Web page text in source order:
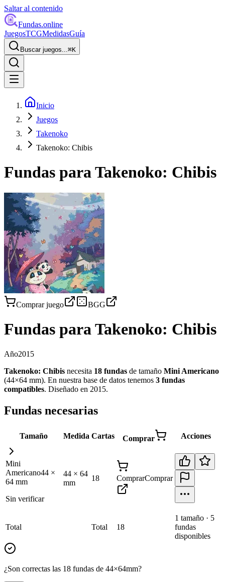
Saltar al contenido
Fundas.online
JuegosTCGMedidasGuía
Buscar juegos...⌘K
Inicio
Juegos
Takenoko
Takenoko: Chibis
Fundas paraTakenoko: Chibis
Comprar juego BGG
Fundas paraTakenoko: Chibis
Año2015
Takenoko: Chibis necesita 18 fundas de tamaño Mini Americano
(44×64 mm). En nuestra base de datos tenemos 3 fundas
compatibles. Diseñado en 2015.
Fundas necesarias
Tamaño Medida Cartas Comprar Acciones
Mini
Americano44 ×
64 mm
Sin verificar
44 × 64
mm
18 ComprarComprar
Total Total 18
1 tamaño · 5
fundas
disponibles
¿Son correctas las 18 fundas de 44×64mm?